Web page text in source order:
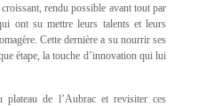
rendu possible avant tout par
ont su mettre leurs talents et leurs
Cette dernière a su nourrir ses
étape, la touche d’innovation qui lui
plateau de l’Aubrac et revisiter ces